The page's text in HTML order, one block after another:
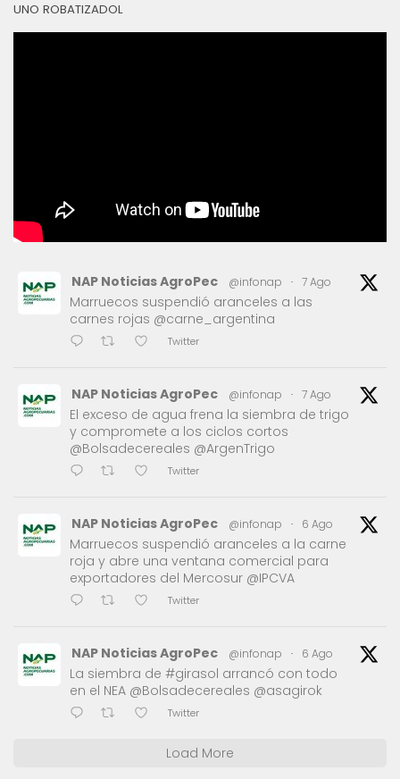
UNO ROBATIZADOL
NAP Noticias AgroPec @infonap · 7 Ago
Marruecos suspendió aranceles a las
carnes rojas @carne_argentina
Twitter
NAP Noticias AgroPec @infonap · 7 Ago
El exceso de agua frena la siembra de trigo
y compromete a los ciclos cortos
@Bolsadecereales @ArgenTrigo
Twitter
NAP Noticias AgroPec @infonap · 6 Ago
Marruecos suspendió aranceles a la carne
roja y abre una ventana comercial para
exportadores del Mercosur @IPCVA
Twitter
NAP Noticias AgroPec @infonap · 6 Ago
La siembra de #girasol arrancó con todo
en el NEA @Bolsadecereales @asagirok
Twitter
Load More